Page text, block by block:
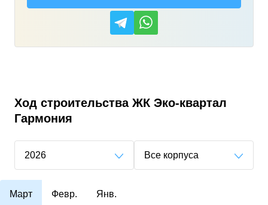
Ход строительства ЖК Эко-квартал
Гармония
2026 Все корпуса
Март Февр. Янв.